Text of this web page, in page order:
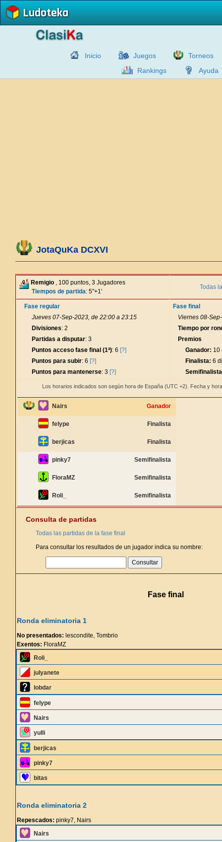
Ludoteka
Inicio Juegos
Torneos
Rankings
Ayuda
JotaQuKa DCXVI
Remigio , 100 puntos, 3 Jugadores
Tiempos de partida: 5"+1'
Todas
Fase regular
Jueves 07-Sep-2023, de 22:00 a 23:15
Divisiones: 2
Partidas a disputar: 3
Puntos acceso fase final (1ª): 6 [?]
Puntos para subir: 6 [?]
Puntos para mantenerse: 3 [?]
Fase final
Viernes 08-
Tiempo por
Premios
Ganador: 10
Finalista: 6
Los horarios indicados son según hora de España (UTC +2). Fecha y
Nairs Ganador
felype Finalista
berjicas Finalista
pinky7 Semifinalista
FloraMZ Semifinalista
Roli_ Semifinalista
Consulta de partidas
Todas las partidas de la fase final
Para consultar los resultados de un jugador indica su nombre:
Fase final
Ronda eliminatoria 1
No presentados: lescondite, Tombrio
Exentos: FloraMZ
Roli_
julyanete
lobdar
felype
Nairs
yulli
berjicas
pinky7
bitas
Ronda eliminatoria 2
Repescados: pinky7, Nairs
Nairs